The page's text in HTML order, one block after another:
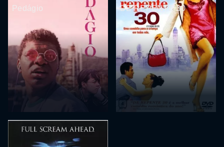
Pedágio DE REPENTE 30